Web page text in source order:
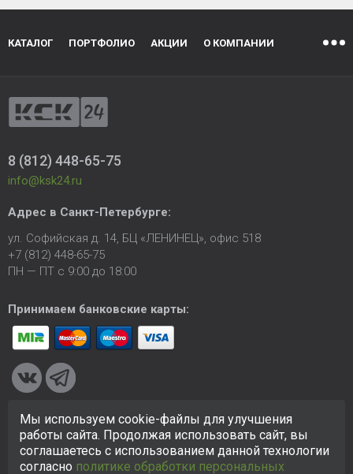
КАТАЛОГ ПОРТФОЛИО АКЦИИ О КОМПАНИИ
8 (812) 448-65-75
info@ksk24.ru
Адрес в Санкт-Петербурге:
ул. Софийская д. 14, БЦ «ЛЕНИНЕЦ», офис 518
+7 (812) 448-65-75
ПН — ПТ с 9:00 до 18:00
Принимаем банковские карты:
© 2005-2026 ООО «КСК». Сайтhttps://ksk24.ruсоздан
исключительно в информационных целях и любая информация
на сайте не является публичной офертой.Политика в
отношении персональных данных
Мы используем cookie-файлы для улучшения
работы сайта. Продолжая использовать сайт, вы
соглашаетесь с использованием данной технологии
согласно политике обработки персональных